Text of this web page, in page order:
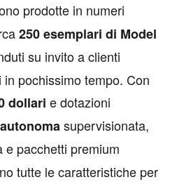
prodotte in numeri
250 esemplari di Model
su invito a clienti
pochissimo tempo. Con
dollari e dotazioni
supervisionata,
e pacchetti premium
tutte le caratteristiche per